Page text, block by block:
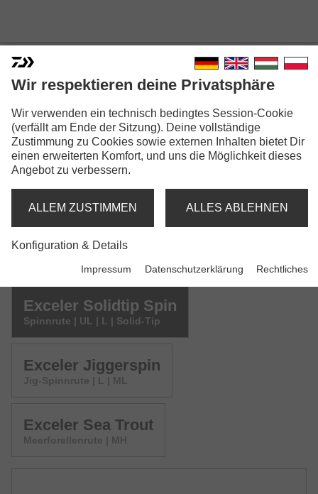
EXCELER SPINNING
Modellausführungen: 4
Exceler Spin
Exceler Solidtip Spin
Spinnrute | UL | L | Solid-Tip
Exceler Jiggerspin
Jig-Spinnrute | L | ML
Exceler Sea Trout
Meerforellenrute | MH
Wir respektieren deine Privatsphäre
Wir verwenden ein technisch bedingtes Session-Cookie
(verfällt am Ende der Sitzung). Deine vollständige
Zustimmung zu Cookies sowie externen Inhalten bietet Dir
einen erweiterten Komfort, und uns die Möglichkeit dieses
Angebot zu verbessern.
ALLEM ZUSTIMMEN ALLES ABLEHNEN
Konfiguration & Details
Impressum Datenschutzerklärung Rechtliches